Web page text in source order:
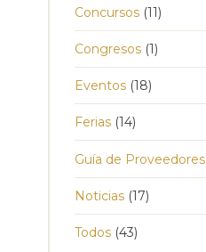
Concursos (11)
Congresos (1)
Eventos (18)
Ferias (14)
Guía de Proveedores
Noticias (17)
Todos (43)